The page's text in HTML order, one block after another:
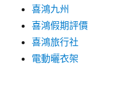
喜鴻九州
喜鴻假期評價
喜鴻旅行社
電動曬衣架